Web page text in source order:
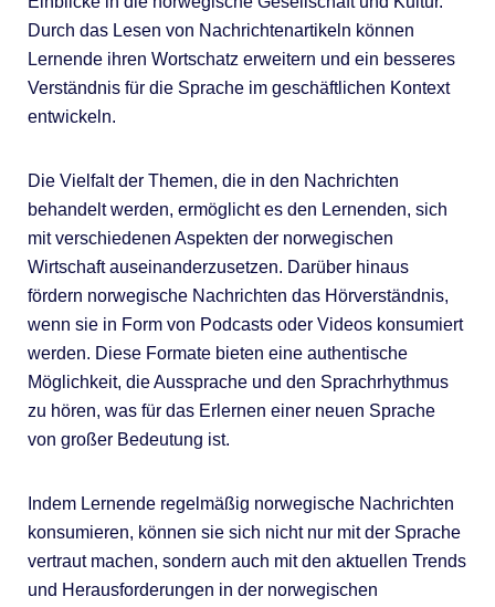
Durch das Lesen von Nachrichtenartikeln können
Lernende ihren Wortschatz erweitern und ein besseres
Verständnis für die Sprache im geschäftlichen Kontext
entwickeln.
Die Vielfalt der Themen, die in den Nachrichten
behandelt werden, ermöglicht es den Lernenden, sich
mit verschiedenen Aspekten der norwegischen
Wirtschaft auseinanderzusetzen. Darüber hinaus
fördern norwegische Nachrichten das Hörverständnis,
wenn sie in Form von Podcasts oder Videos konsumiert
werden. Diese Formate bieten eine authentische
Möglichkeit, die Aussprache und den Sprachrhythmus
zu hören, was für das Erlernen einer neuen Sprache
von großer Bedeutung ist.
Indem Lernende regelmäßig norwegische Nachrichten
konsumieren, können sie sich nicht nur mit der Sprache
vertraut machen, sondern auch mit den aktuellen Trends
und Herausforderungen in der norwegischen